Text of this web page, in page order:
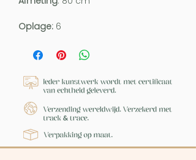
Oplage: 6